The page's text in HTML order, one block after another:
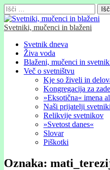
Išči:
Svetniki, mučenci in blaženi
Glavni
meni
Skip
content
Svetnik dneva
Živa voda
Blaženi, mučenci in
Več o svetništvu
Kje so živeli in
Kongregacija za
»Eksotična« imena
Naši prijatelji svetniki
Relikvije svetnikov
»Svetost danes«
Slovar
Piškotki
Oznaka: